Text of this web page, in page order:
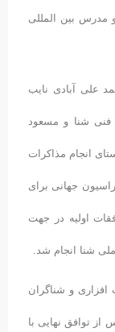
بین المللی
علی آبادی نایب
شنا و مسعود
انجام مذاکرات
جهانی برای
اولیه در جهت
شنا انجام شد.
و شناگران
توافق نهایی با